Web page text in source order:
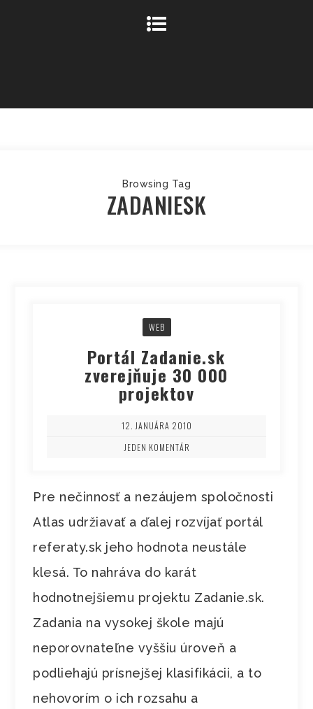
Browsing Tag
ZADANIESK
WEB
Portál Zadanie.sk
zverejňuje 30 000
projektov
12. JANUÁRA 2010
JEDEN KOMENTÁR
Pre nečinnosť a nezáujem spoločnosti
Atlas udržiavať a ďalej rozvíjať portál
referaty.sk jeho hodnota neustále
klesá. To nahráva do karát
hodnotnejšiemu projektu Zadanie.sk.
Zadania na vysokej škole majú
neporovnateľne vyššiu úroveň a
podliehajú prísnejšej klasifikácii, a to
nehovorím o ich rozsahu a